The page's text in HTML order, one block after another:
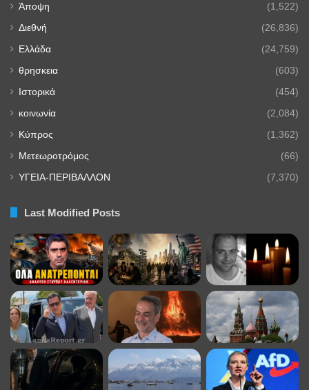
Άποψη (1,522)
Διεθνή (26,836)
Ελλάδα (24,759)
θρησκεια (603)
Ιστορικά (454)
κοινωνία (2,084)
Κύπρος (1,362)
Μετεωροτρόμος (66)
ΥΓΕΙΑ-ΠΕΡΙΒΑΛΛΟΝ (7,370)
Last Modified Posts